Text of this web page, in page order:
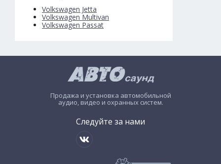
Volkswagen Jetta
Volkswagen Multivan
Volkswagen Passat
Продажа и установка автомобильной
аудио, видео и охранных систем.
Следуйте за нами